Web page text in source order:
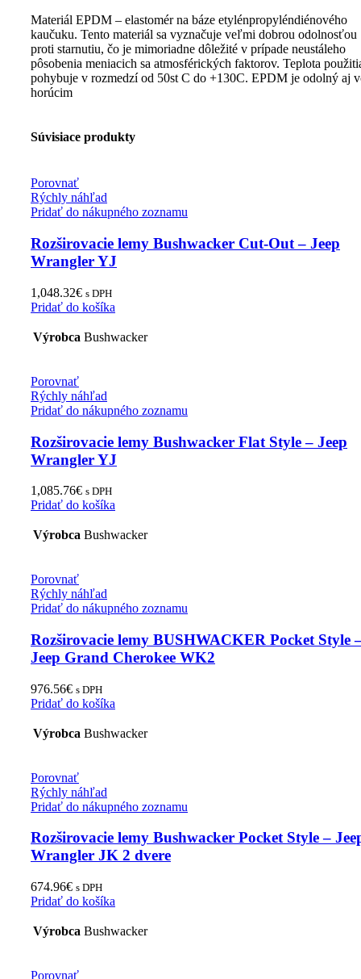
Materiál EPDM – elastomér na báze etylénpropyléndiénového
kaučuku. Tento materiál sa vyznačuje veľmi dobrou odolnosťou
proti starnutiu, čo je mimoriadne dôležité v prípade neustáleho
pôsobenia meniacich sa atmosférických faktorov. Teplota
pohybuje v rozmedzí od 50st C do +130C. EPDM je odolný aj
horúcim
Súvisiace produkty
Porovnať
Rýchly náhľad
Pridať do nákupného zoznamu
Rozširovacie lemy Bushwacker Cut-Out – Jeep
Wrangler YJ
1,048.32€ s DPH
Pridať do košíka
Výrobca Bushwacker
Porovnať
Rýchly náhľad
Pridať do nákupného zoznamu
Rozširovacie lemy Bushwacker Flat Style – Jeep
Wrangler YJ
1,085.76€ s DPH
Pridať do košíka
Výrobca Bushwacker
Porovnať
Rýchly náhľad
Pridať do nákupného zoznamu
Rozširovacie lemy BUSHWACKER Pocket Style
Jeep Grand Cherokee WK2
976.56€ s DPH
Pridať do košíka
Výrobca Bushwacker
Porovnať
Rýchly náhľad
Pridať do nákupného zoznamu
Rozširovacie lemy Bushwacker Pocket Style –
Wrangler JK 2 dvere
674.96€ s DPH
Pridať do košíka
Výrobca Bushwacker
Porovnať